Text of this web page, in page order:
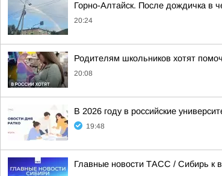
Горно-Алтайск. После дождичка в
20:24
Родителям школьников хотят
20:08
В 2026 году в российские
19:48
Главные новости ТАСС / Сибирь к